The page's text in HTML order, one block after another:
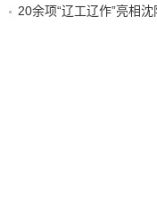
20余项“辽工辽作”亮相